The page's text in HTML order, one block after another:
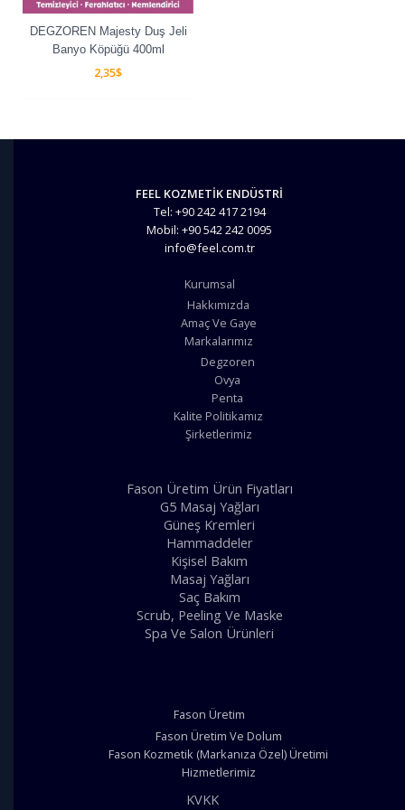
DEGZOREN Majesty Duş Jeli
Banyo Köpüğü 400ml
2,35$
FEEL KOZMETİK ENDÜSTRİ
Tel: +90 242 417 2194
Mobil: +90 542 242 0095
info@feel.com.tr
Kurumsal
Hakkımızda
Amaç Ve Gaye
Markalarımız
Degzoren
Ovya
Penta
Kalite Politikamız
Şirketlerimiz
Fason Üretim Ürün Fiyatları
G5 Masaj Yağları
Güneş Kremleri
Hammaddeler
Kişisel Bakım
Masaj Yağları
Saç Bakım
Scrub, Peeling Ve Maske
Spa Ve Salon Ürünleri
Fason Üretim
Fason Üretim Ve Dolum
Fason Kozmetik (Markanıza Özel) Üretimi
Hizmetlerimiz
KVKK